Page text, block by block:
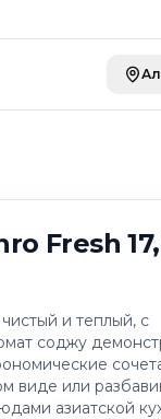
Fresh
и теплый, с
соджу
виде или
азиатской